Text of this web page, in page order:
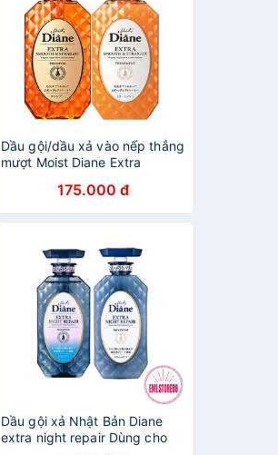
Dầu gội/dầu xả vào nếp thẳng
mượt Moist Diane Extra
250k là giá 1 sản phẩm gội
hoặc xả)
175.000 đ
Dầu gội xả Nhật Bản Diane
extra night repair Dùng cho